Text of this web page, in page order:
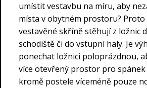
umístit vestavbu na míru, aby
místa v obytném prostoru? Proto
vestavěné skříně stěhují z ložnic
schodiště či do vstupní haly. Je
ponechat ložnici poloprázdnou,
více otevřený prostor pro spánek
kromě postele víceméně pouze